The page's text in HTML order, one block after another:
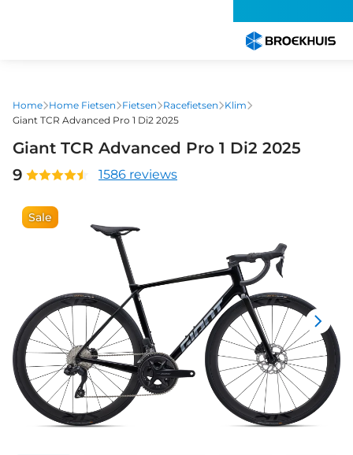
gaan
Home Home Fietsen Fietsen Racefietsen
Klim
Giant TCR Advanced Pro 1 Di2 2025
Giant TCR Advanced Pro 1 Di2 2025
9
1586 reviews
Sale